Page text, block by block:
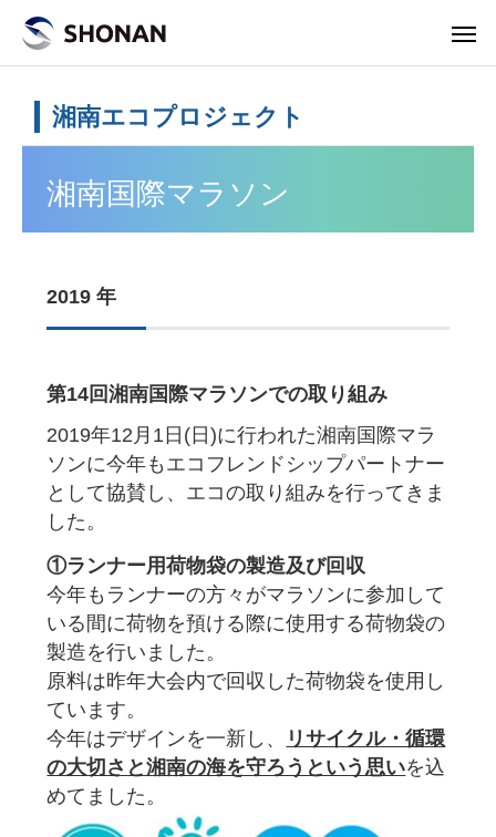
湘南エコプロジェクト
湘南国際マラソン
2019 年
第14回湘南国際マラソンでの取り組み
2019年12月1日(日)に行われた湘南国際マラ
ソンに今年もエコフレンドシップパートナー
として協賛し、エコの取り組みを行ってきま
した。
①ランナー用荷物袋の製造及び回収
今年もランナーの方々がマラソンに参加して
いる間に荷物を預ける際に使用する荷物袋の
製造を行いました。
原料は昨年大会内で回収した荷物袋を使用し
ています。
今年はデザインを一新し、
リサイクル・循環
の大切さと湘南の海を守ろうという思いを込
めてました。